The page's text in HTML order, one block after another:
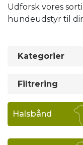
Udforsk vores
hundeudstyr til
Kategorier
Filtrering
Halsbånd